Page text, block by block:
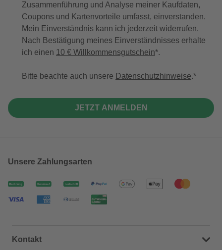
Zusammenführung und Analyse meiner Kaufdaten,
Coupons und Kartenvorteile umfasst, einverstanden.
Mein Einverständnis kann ich jederzeit widerrufen.
Nach Bestätigung meines Einverständnisses erhalte
ich einen 10 € Willkommensgutschein*.
Bitte beachte auch unsere Datenschutzhinweise.
JETZT ANMELDEN
Unsere Zahlungsarten
Kontakt